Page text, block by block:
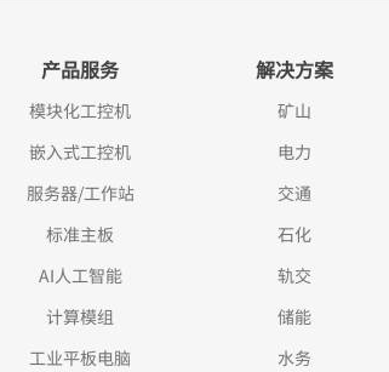
产品服务
模块化工控机
嵌入式工控机
服务器/工作站
标准主板
AI人工智能
计算模组
工业平板电脑
解决方案
矿山
电力
交通
石化
轨交
储能
水务